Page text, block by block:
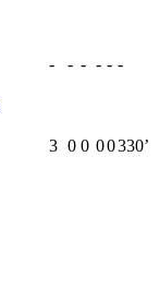
- - - - - -
3 0 0 00330ʼ